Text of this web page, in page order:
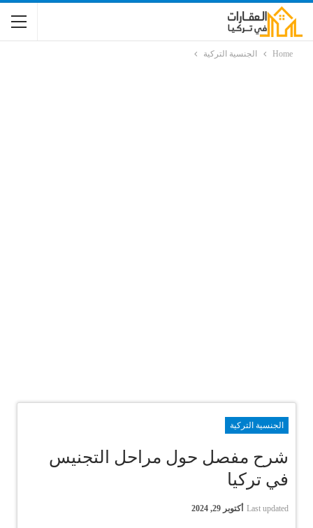
Home الجنسية التركية
الجنسية التركية
شرح مفصل حول مراحل التجنيس
في تركيا
Last updated أكتوبر 29, 2024